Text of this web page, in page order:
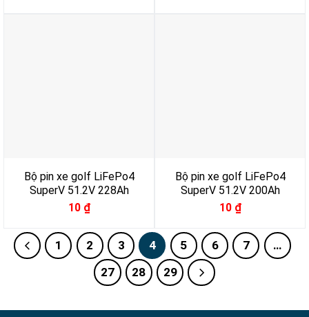
Bộ pin xe golf LiFePo4
SuperV 51.2V 228Ah
10 ₫
Bộ pin xe golf LiFePo4
SuperV 51.2V 200Ah
10 ₫
1 2 3 4 5 6 7
…
27
28 29